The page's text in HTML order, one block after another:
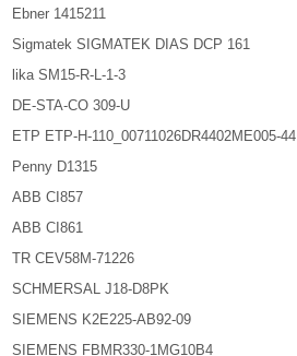
Ebner 1415211
Sigmatek SIGMATEK DIAS DCP 161
lika SM15-R-L-1-3
DE-STA-CO 309-U
ETP ETP-H-110_00711026DR4402ME005-44
Penny D1315
ABB CI857
ABB CI861
TR CEV58M-71226
SCHMERSAL J18-D8PK
SIEMENS K2E225-AB92-09
SIEMENS FBMR330-1MG10B4